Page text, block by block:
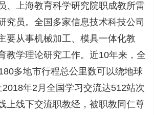
、上海教育科学研究院职成教所雷
究员。全国多家信息技术科技公司
要从事机械加工、模具一体化教
教学理论研究工作。近10年来，全
多地市行程总公里数可以绕地球
年2月全国学习交流达512站次
上线下交流职教经，被职教同仁尊